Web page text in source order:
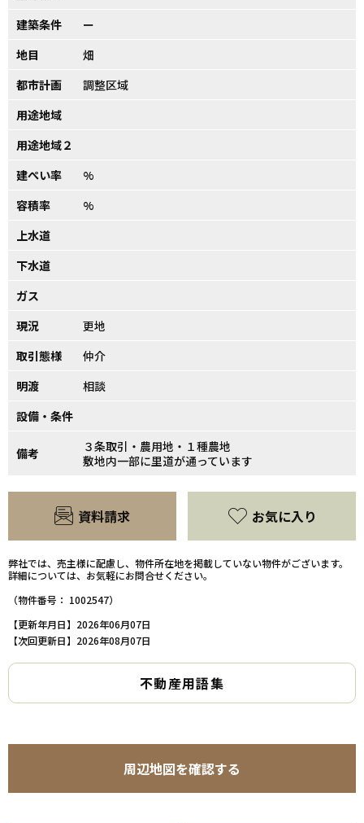
建築条件
ー
地目
畑
都市計画
調整区域
用途地域
用途地域２
建ぺい率
%
容積率
%
上水道
下水道
ガス
現況
更地
取引態様
仲介
明渡
相談
設備・条件
備考
３条取引・農用地・１種農地
敷地内一部に里道が通っています
資料請求 お気に入り
弊社では、売主様に配慮し、物件所在地を掲載していない物件がございます。
詳細については、お気軽にお問合せください。
（物件番号： 1002547）
【更新年月日】2026年06月07日
【次回更新日】2026年08月07日
不動産用語集
周辺地図を確認する